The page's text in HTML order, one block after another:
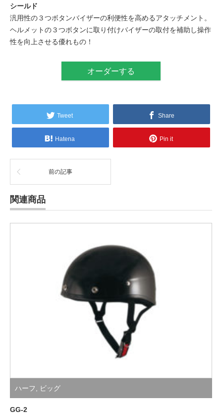
シールド
汎用性の３つボタンバイザーの利便性を高めるアタッチメント。
ヘルメットの３つボタンに取り付けバイザーの取付を補助し操作
性を向上させる優れもの！
オーダーする
Tweet Share
Hatena Pin it
前の記事
関連商品
ハーフ ビッグ
GG-2